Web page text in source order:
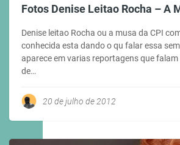
Fotos Denise Leitao Rocha – A
Denise leitao Rocha ou a musa da CPI
conhecida esta dando o qu falar essa
aparece em varias reportagens que falam
de…
20 de julho de 2012